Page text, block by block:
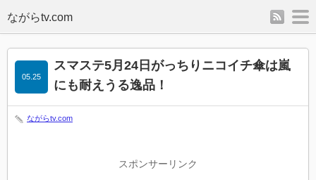
rss
スマステ5月24日がっちりニコイチ傘は嵐
にも耐えうる逸品！
05.25
ながらtv.com
スポンサーリンク